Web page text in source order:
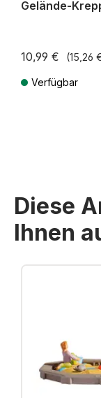
Gelände-
10,99 € (15,26
Verfügbar
Diese
Ihnen
Produktgalerie